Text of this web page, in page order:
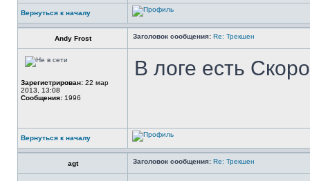
Вернуться к началу
Andy Frost Заголовок сообщения: Re: Трекшен
Зарегистрирован: 22 мар
2013, 13:08
Сообщения: 1996
В логе есть
Вернуться к началу
agt Заголовок сообщения: Re: Трекшен